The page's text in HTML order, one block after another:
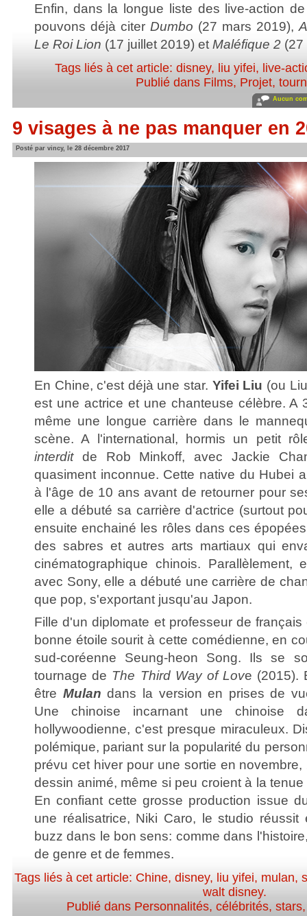
Enfin, dans la longue liste des live-action
pouvons déjà citer Dumbo (27 mars 2019),
Le Roi Lion (17 juillet 2019) et Maléfique 2 (27
Tags liés à cet article:disney, liu yifei, live-
Publié dans Films, Projet,
Aucun
9 visages à ne pas manquer en
Posté par vincy, le 28 décembre 2017
En Chine, c'est déjà une star. Yifei Liu (ou
est une actrice et une chanteuse célèbre. A
même une longue carrière dans le
scène. A l'international, hormis un petit
interditde Rob Minkoff, avec Jackie
quasiment inconnue. Cette native du Hubei
à l'âge de 10 ans avant de retourner pour
elle a débuté sa carrière d'actrice (surtout
ensuite enchainé les rôles dans ces
des sabres et autres arts martiaux qui
cinématographique chinois. Parallèlement,
avec Sony, elle a débuté une carrière de
que pop, s'exportant jusqu'au Japon.
Fille d'un diplomate et professeur de
bonne étoile sourit à cette comédienne, en
sud-coréenne Seung-heon Song. Ils se
tournage de The Third Way of Love (2015).
être Mulan dans la version en prises de
Une chinoise incarnant une chinoise
hollywoodienne, c'est presque miraculeux.
polémique, pariant sur la popularité du
prévu cet hiver pour une sortie en
dessin animé, même si peu croient à la
En confiant cette grosse production issue
une réalisatrice, Niki Caro, le studio
buzz dans le bon sens: comme dans
de genre et de femmes.
Tags liés à cet article: Chine, disney, liu yifei, mulan,
walt disney.
Publié dans Personnalités, célébrités, stars